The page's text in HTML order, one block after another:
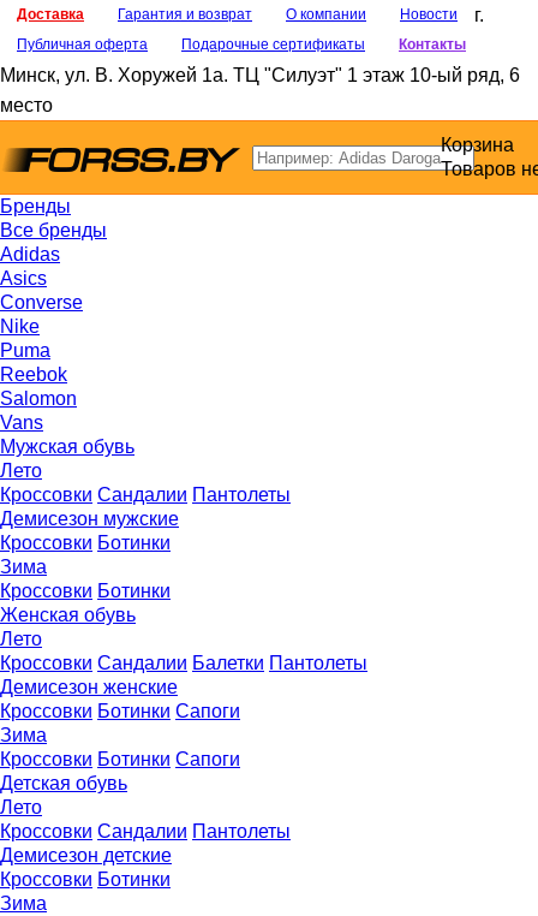
Доставка Гарантия и возврат О компании
Новости
Публичная оферта
Подарочные сертификаты Контакты
г.
Минск, ул. В. Хоружей 1а. ТЦ "Силуэт" 1 этаж 10-ый ряд, 6
место
Корзина
Товаров
Бренды
Все бренды
Adidas
Asics
Converse
Nike
Puma
Reebok
Salomon
Vans
Мужская обувь
Лето
Кроссовки Сандалии Пантолеты
Демисезон мужские
Кроссовки Ботинки
Зима
Кроссовки Ботинки
Женская обувь
Лето
Кроссовки Сандалии Балетки Пантолеты
Демисезон женские
Кроссовки Бoтинки Сапоги
Зима
Кроссовки Ботинки Сапоги
Детская обувь
Летo
Кроссовки Сандалии Пантолеты
Демисезон детские
Кроссовки Ботинки
Зима